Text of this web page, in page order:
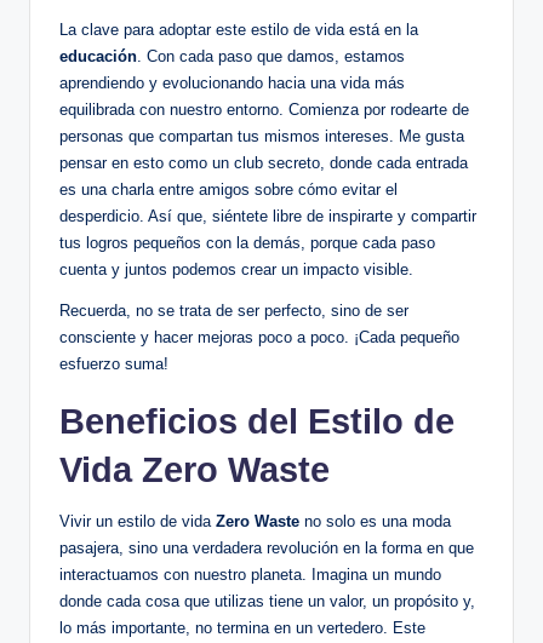
La clave para adoptar este estilo de vida está en la
educación . Con cada paso que damos, estamos
aprendiendo y evolucionando hacia una vida más
equilibrada con nuestro entorno. Comienza por rodearte de
personas que compartan tus mismos intereses. Me gusta
pensar en esto como un club secreto, donde cada entrada
es una charla entre amigos sobre cómo evitar el
desperdicio. Así que, siéntete libre de inspirarte y compartir
tus logros pequeños con la demás, porque cada paso
cuenta y juntos podemos crear un impacto visible.
Recuerda, no se trata de ser perfecto, sino de ser
consciente y hacer mejoras poco a poco. ¡Cada pequeño
esfuerzo suma!
Beneficios del Estilo de
Vida Zero Waste
Vivir un estilo de vida Zero Waste no solo es una moda
pasajera, sino una verdadera revolución en la forma en que
interactuamos con nuestro planeta. Imagina un mundo
donde cada cosa que utilizas tiene un valor, un propósito y,
lo más importante, no termina en un vertedero. Este